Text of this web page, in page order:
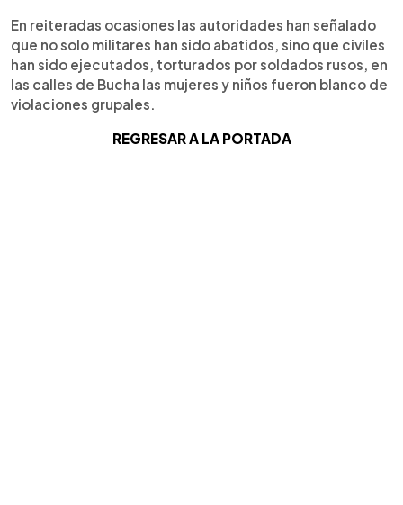
En reiteradas ocasiones las autoridades han señalado
que no solo militares han sido abatidos, sino que civiles
han sido ejecutados, torturados por soldados rusos, en
las calles de Bucha las mujeres y niños fueron blanco de
violaciones grupales.
REGRESAR A LA PORTADA